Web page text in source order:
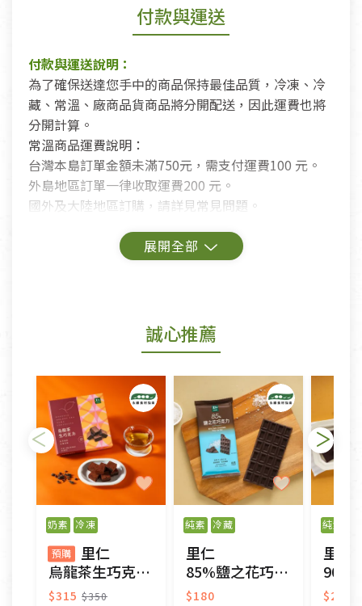
付款與運送
付款與運送說明：
為了確保送達您手中的商品保持最佳品質，冷凍、冷
藏、常溫、廠商品貨商品將分開配送，因此運費也將
分開計算。
常溫商品運費說明：
台灣本島訂單金額未滿750元，需支付運費100 元。
外島地區訂單一律收取運費200 元。
國外及大陸地區訂購，請詳見常見問題。
鑑賞期商品說明：
若您購買的商品有下列「不適用七天鑑賞期商品」情
形者，除商品瑕疵以外，恕不接受退換貨.
依消保法之規定提供該商品七天免費鑑賞期(含例假
日)的服務，原則上若商品未經使用或被汙損(除商品
瑕疵)，一般皆可申請退換貨。
不適用七天鑑賞期商品：
以數位或電磁紀錄形式儲存之商品、易於變質或損壞
之商品、以及性質上無法或不適合退換之商品：如
CD、VCD、DVD、電腦軟體，若產品瑕疵無法讀取僅
接受原片換新。
衣飾鞋類-如T恤，如於送達後水洗或污損者。
美容保養用品、內衣褲、襪子、口罩等私人消耗性產
誠心推薦
奶素 冷凍
預購
里仁
烏龍茶生巧克力(預購)
$315 $350
純素 冷藏
里仁
85%鹽之花巧克力
$180
純素
里仁
90%
$250